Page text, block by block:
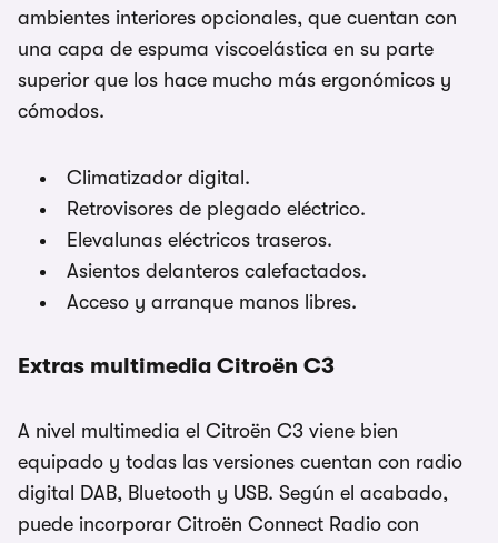
ambientes interiores opcionales, que cuentan con
una capa de espuma viscoelástica en su parte
superior que los hace mucho más ergonómicos y
cómodos.
Climatizador digital.
Retrovisores de plegado eléctrico.
Elevalunas eléctricos traseros.
Asientos delanteros calefactados.
Acceso y arranque manos libres.
Extras multimedia Citroën C3
A nivel multimedia el Citroën C3 viene bien
equipado y todas las versiones cuentan con radio
digital DAB, Bluetooth y USB. Según el acabado,
puede incorporar Citroën Connect Radio con